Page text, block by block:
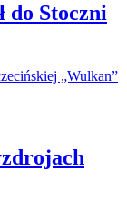
do Stoczni